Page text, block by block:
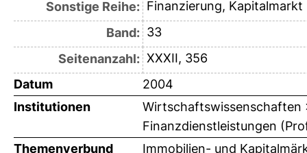
Sonstige Reihe: Finanzierung, Kapitalmarkt
Band: 33
Seitenanzahl: XXXII, 356
Datum
2004
Institutionen
Finanzdienstleistungen
Themenverbund
Immobilien- und